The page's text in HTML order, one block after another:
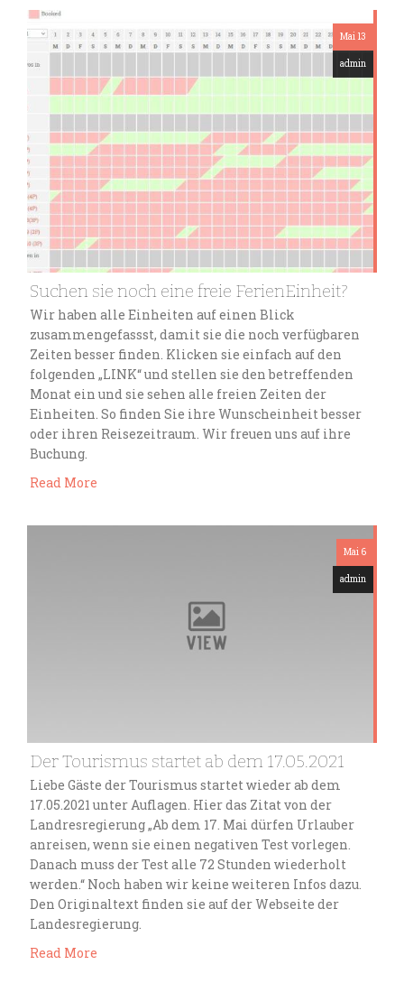
Mai 13
admin
Suchen sie noch eine freie FerienEinheit?
Wir haben alle Einheiten auf einen Blick
zusammengefassst, damit sie die noch verfügbaren
Zeiten besser finden. Klicken sie einfach auf den
folgenden „LINK“ und stellen sie den betreffenden
Monat ein und sie sehen alle freien Zeiten der
Einheiten. So finden Sie ihre Wunscheinheit besser
oder ihren Reisezeitraum. Wir freuen uns auf ihre
Buchung.
Read More
Mai 6
admin
Der Tourismus startet ab dem 17.05.2021
Liebe Gäste der Tourismus startet wieder ab dem
17.05.2021 unter Auflagen. Hier das Zitat von der
Landresregierung „Ab dem 17. Mai dürfen Urlauber
anreisen, wenn sie einen negativen Test vorlegen.
Danach muss der Test alle 72 Stunden wiederholt
werden.“ Noch haben wir keine weiteren Infos dazu.
Den Originaltext finden sie auf der Webseite der
Landesregierung.
Read More